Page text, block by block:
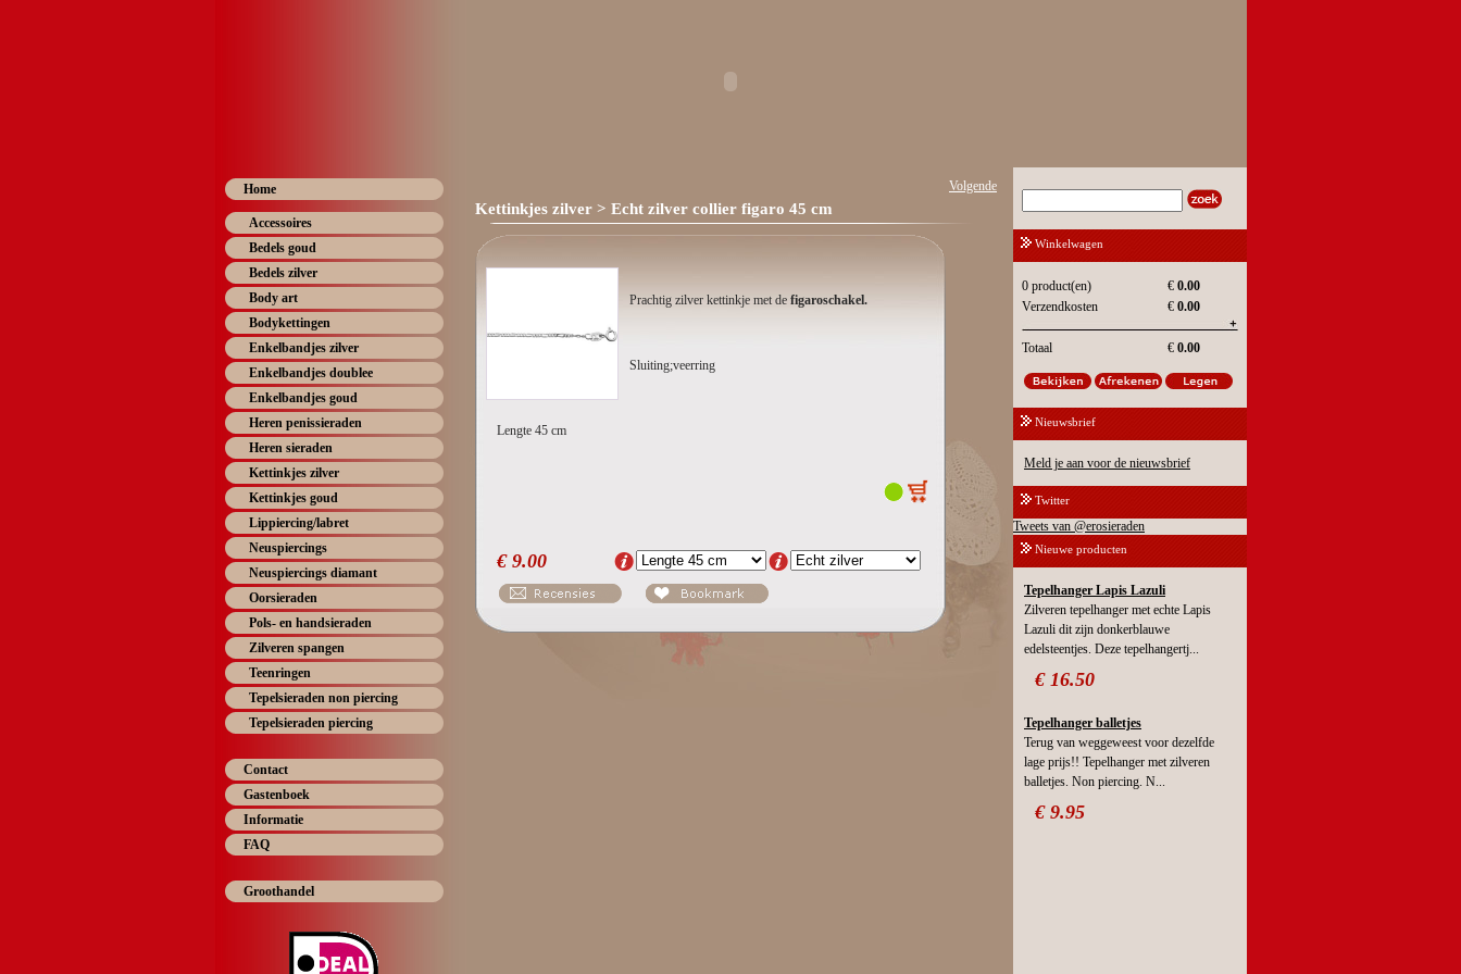
Home
Accessoires
Bedels goud
Bedels zilver
Body art
Bodykettingen
Enkelbandjes zilver
Enkelbandjes doublee
Enkelbandjes goud
Heren penissieraden
Heren sieraden
Kettinkjes zilver
Kettinkjes goud
Lippiercing/labret
Neuspiercings
Neuspiercings diamant
Oorsieraden
Pols- en handsieraden
Zilveren spangen
Teenringen
Tepelsieraden non piercing
Tepelsieraden piercing
Contact
Gastenboek
Informatie
FAQ
Groothandel
Volgende
Kettinkjes zilver > Echt zilver collier figaro 45 cm
Prachtig zilver kettinkje met de figaroschakel.
Sluiting;veerring
Lengte 45 cm
€ 9.00
Winkelwagen
0 product(en) € 0.00
Verzendkosten
€ 0.00
Totaal € 0.00
Nieuwsbrief
Meld je aan voor de nieuwsbrief
Twitter
Tweets van @erosieraden
Nieuwe producten
Tepelhanger Lapis Lazuli
Zilveren tepelhanger met echte Lapis
Lazuli dit zijn donkerblauwe
edelsteentjes. Deze tepelhangertj...
€ 16.50
Tepelhanger balletjes
Terug van weggeweest voor dezelfde
lage prijs!! Tepelhanger met zilveren
balletjes. Non piercing. N...
€ 9.95